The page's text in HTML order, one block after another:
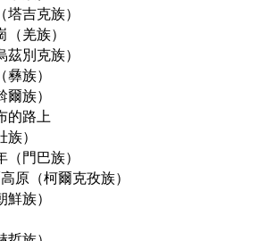
塔吉克族）
（羌族）
茲別克族）
族）
爾族）
的路上
）
（門巴族）
原（柯爾克孜族）
鮮族）